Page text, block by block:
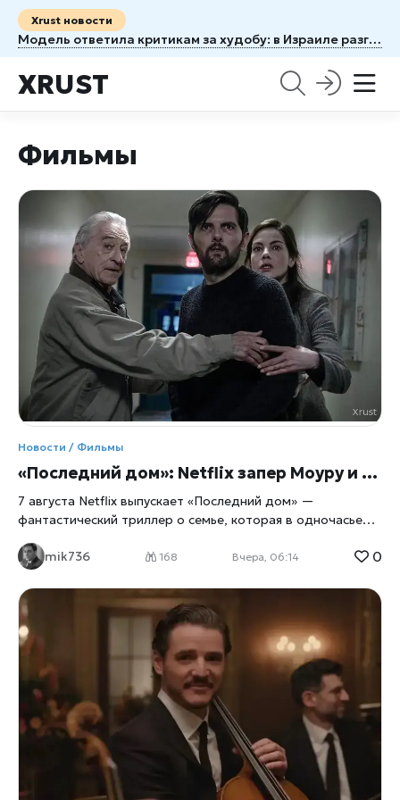
Xrust новости
Модель ответила критикам за худобу: в Израиле разгорелся скандал
XRUST
Фильмы
Новости / Фильмы
«Последний дом»: Netflix запер Моуру и Ли в их же доме
7 августа Netflix выпускает «Последний дом» —
фантастический триллер о семье, которая в одночасье
роли исполнили Вагнер Моура и Грета Ли, а для
разбираться в физиологии паники не по книжкам, а с
помощью настоящего специалиста по выживанию. Дом
как ловушка Сюжет прост до жути: обычная семья из
четырёх человек просыпается и обнаруживает, что
выбраться наружу больше нельзя, сообщаетxrust. Двери,
окна, любые щели — всё наглухо запечатано. Снаружи
маячит нечто, природа которого до самого финала
остаётся загадкой, а внутри стремительно тают запасы
еды и воды. Дальше — вопрос на выживание: либо герои
учатся действовать сообща, либо сходят с ума
поодиночке, запертые вместе с собственными страхами и
mik736 168 Вчера, 06:14 0